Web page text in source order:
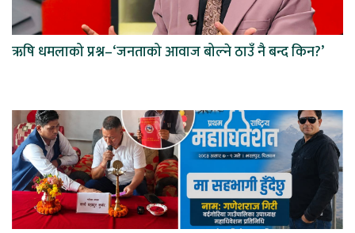
ऋषि धमलाको प्रश्न–‘जनताको आवाज बोल्ने ठाउँ नै बन्द किन?’